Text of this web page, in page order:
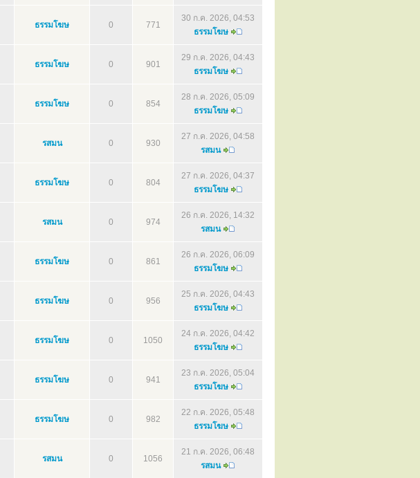
ธรรมโฆษ 0 771
30 ก.ค. 2026, 04:53
ธรรมโฆษ
ธรรมโฆษ 0 901
29 ก.ค. 2026, 04:43
ธรรมโฆษ
ธรรมโฆษ 0 854
28 ก.ค. 2026, 05:09
ธรรมโฆษ
รสมน 0 930
27 ก.ค. 2026, 04:58
รสมน
ธรรมโฆษ 0 804
27 ก.ค. 2026, 04:37
ธรรมโฆษ
รสมน 0 974
26 ก.ค. 2026, 14:32
รสมน
ธรรมโฆษ 0 861
26 ก.ค. 2026, 06:09
ธรรมโฆษ
ธรรมโฆษ 0 956
25 ก.ค. 2026, 04:43
ธรรมโฆษ
ธรรมโฆษ 0 1050
24 ก.ค. 2026, 04:42
ธรรมโฆษ
ธรรมโฆษ 0 941
23 ก.ค. 2026, 05:04
ธรรมโฆษ
ธรรมโฆษ 0 982
22 ก.ค. 2026, 05:48
ธรรมโฆษ
รสมน 0 1056
21 ก.ค. 2026, 06:48
รสมน